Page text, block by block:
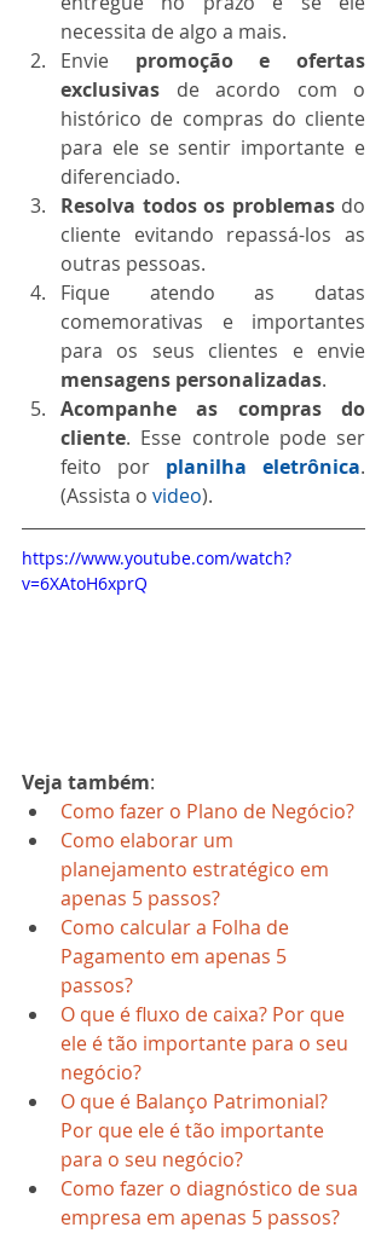
necessita de algo a mais.
Envie promoção e ofertas
exclusivas de acordo com o
histórico de compras do cliente
para ele se sentir importante e
diferenciado.
Resolva todos os problemas do
cliente evitando repassá-los as
outras pessoas.
Fique atendo as datas
comemorativas e importantes
mensagens personalizadas.
Acompanhe as compras do
cliente. Esse controle pode ser
feito por planilha eletrônica.
(Assista o video).
https://www.youtube.com/watch?
v=6XAtoH6xprQ
Veja também:
Como fazer o Plano de Negócio?
Como elaborar um
planejamento estratégico em
apenas 5 passos?
Como calcular a Folha de
Pagamento em apenas 5
passos?
O que é fluxo de caixa? Por que
ele é tão importante para o seu
negócio?
O que é Balanço Patrimonial?
Por que ele é tão importante
para o seu negócio?
Como fazer o diagnóstico de sua
empresa em apenas 5 passos?